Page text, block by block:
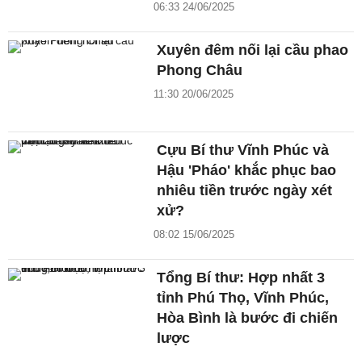
06:33 24/06/2025
Xuyên đêm nối lại cầu phao
Phong Châu
11:30 20/06/2025
Cựu Bí thư Vĩnh Phúc và
Hậu 'Pháo' khắc phục bao
nhiêu tiền trước ngày xét
xử?
08:02 15/06/2025
Tổng Bí thư: Hợp nhất 3
tỉnh Phú Thọ, Vĩnh Phúc,
Hòa Bình là bước đi chiến
lược